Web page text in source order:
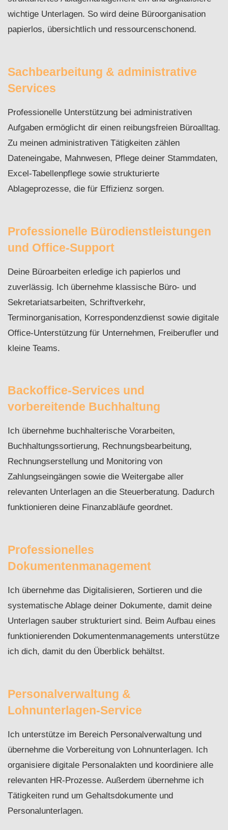
wichtige Unterlagen. So wird deine Büroorganisation
papierlos, übersichtlich und ressourcenschonend.
Sachbearbeitung & administrative
Services
Professionelle Unterstützung bei administrativen
Aufgaben ermöglicht dir einen reibungsfreien Büroalltag.
Zu meinen administrativen Tätigkeiten zählen
Dateneingabe, Mahnwesen, Pflege deiner Stammdaten,
Excel-Tabellenpflege sowie strukturierte
Ablageprozesse, die für Effizienz sorgen.
Professionelle Bürodienstleistungen
und Office-Support
Deine Büroarbeiten erledige ich papierlos und
zuverlässig. Ich übernehme klassische Büro- und
Sekretariatsarbeiten, Schriftverkehr,
Terminorganisation, Korrespondenzdienst sowie digitale
Office-Unterstützung für Unternehmen, Freiberufler und
kleine Teams.
Backoffice-Services und
vorbereitende Buchhaltung
Ich übernehme buchhalterische Vorarbeiten,
Buchhaltungssortierung, Rechnungsbearbeitung,
Rechnungserstellung und Monitoring von
Zahlungseingängen sowie die Weitergabe aller
relevanten Unterlagen an die Steuerberatung. Dadurch
funktionieren deine Finanzabläufe geordnet.
Professionelles
Dokumentenmanagement
Ich übernehme das Digitalisieren, Sortieren und die
systematische Ablage deiner Dokumente, damit deine
Unterlagen sauber strukturiert sind. Beim Aufbau eines
funktionierenden Dokumentenmanagements unterstütze
ich dich, damit du den Überblick behältst.
Personalverwaltung &
Lohnunterlagen-Service
Ich unterstütze im Bereich Personalverwaltung und
übernehme die Vorbereitung von Lohnunterlagen. Ich
organisiere digitale Personalakten und koordiniere alle
relevanten HR-Prozesse. Außerdem übernehme ich
Tätigkeiten rund um Gehaltsdokumente und
Personalunterlagen.